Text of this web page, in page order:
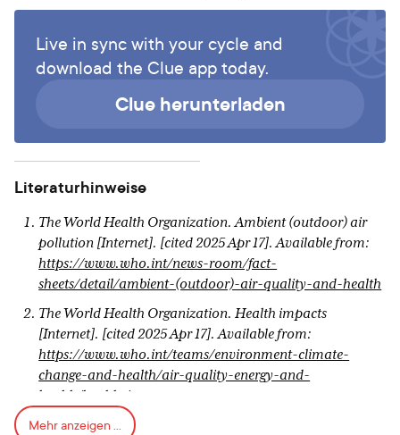
Live in sync with your cycle and
download the Clue app today.
Clue herunterladen
Literaturhinweise
The World Health Organization. Ambient (outdoor) air
pollution [Internet]. [cited 2025 Apr 17]. Available from:
https://www.who.int/news-room/fact-
sheets/detail/ambient-(outdoor)-air-quality-and-health
The World Health Organization. Health impacts
[Internet]. [cited 2025 Apr 17]. Available from:
https://www.who.int/teams/environment-climate-
change-and-health/air-quality-energy-and-
health/health-impacts
Schliep KC, Mumford SL, Vladutiu CJ, Ahrens KA,
Mehr anzeigen ...